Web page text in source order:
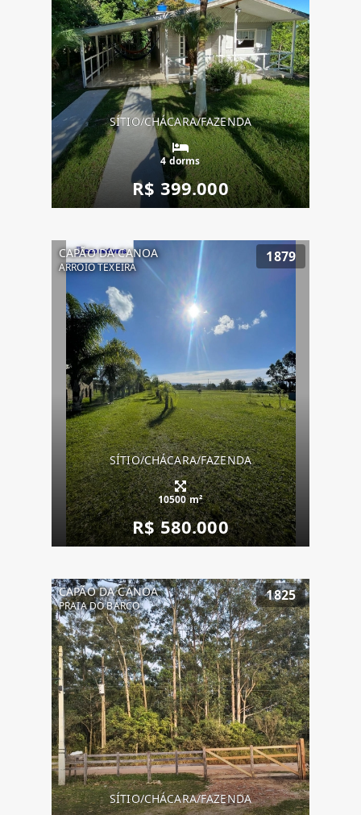
SÍTIO/CHÁCARA/FAZENDA
4 dorms
R$ 399.000
CAPÃO DA CANOA
ARROIO TEXEIRA
1879
SÍTIO/CHÁCARA/FAZENDA
10500 m²
R$ 580.000
CAPÃO DA CANOA
PRAIA DO BARCO
1825
SÍTIO/CHÁCARA/FAZENDA